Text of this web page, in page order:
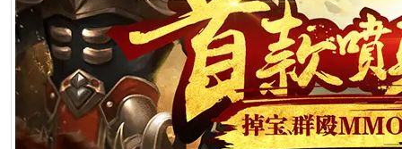
[生肖解说] 横店要开AI短剧大会了，但群演们已经不关心了
2026年6月25日 10:49
[生肖解说] 《功夫女足》七月见！欠星爷的电影票，这次终于能还了
2026年6月25日 10:49